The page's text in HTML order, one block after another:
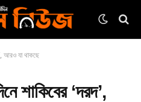
আরও যা থাকছে
শাকিবের ‘দরদ’,